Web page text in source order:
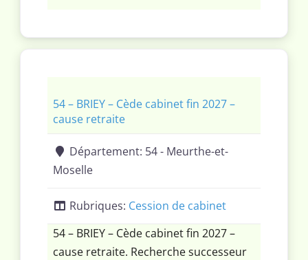
sous-sol aménagé pour le personnel,
54 – BRIEY – Cède cabinet fin 2027 –
cause retraite
Département: 54 - Meurthe-et-
Moselle
Rubriques: Cession de cabinet
54 – BRIEY – Cède cabinet fin 2027 –
cause retraite. Recherche successeur